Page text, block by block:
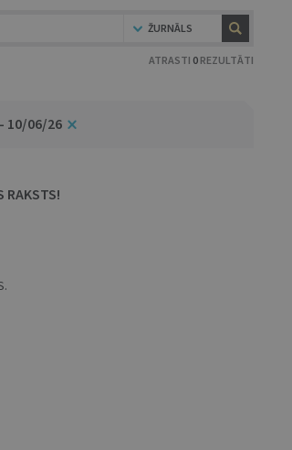
ŽURNĀLS
ATRASTI 0 REZULTĀTI
10/06/26
RAKSTS!